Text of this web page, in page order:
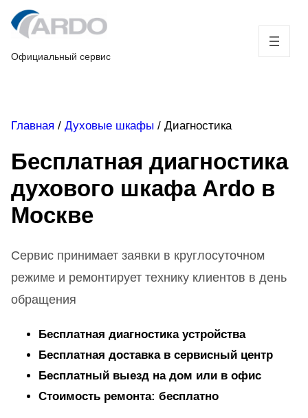
Skip
to
content
Официальный сервис
Главная / Духовые шкафы / Диагностика
Бесплатная диагностика
духового шкафа Ardo в
Москве
Сервис принимает заявки в круглосуточном
режиме и ремонтирует технику клиентов в день
обращения
Бесплатная диагностика устройства
Бесплатная доставка в сервисный центр
Бесплатный выезд на дом или в офис
Стоимость ремонта: бесплатно